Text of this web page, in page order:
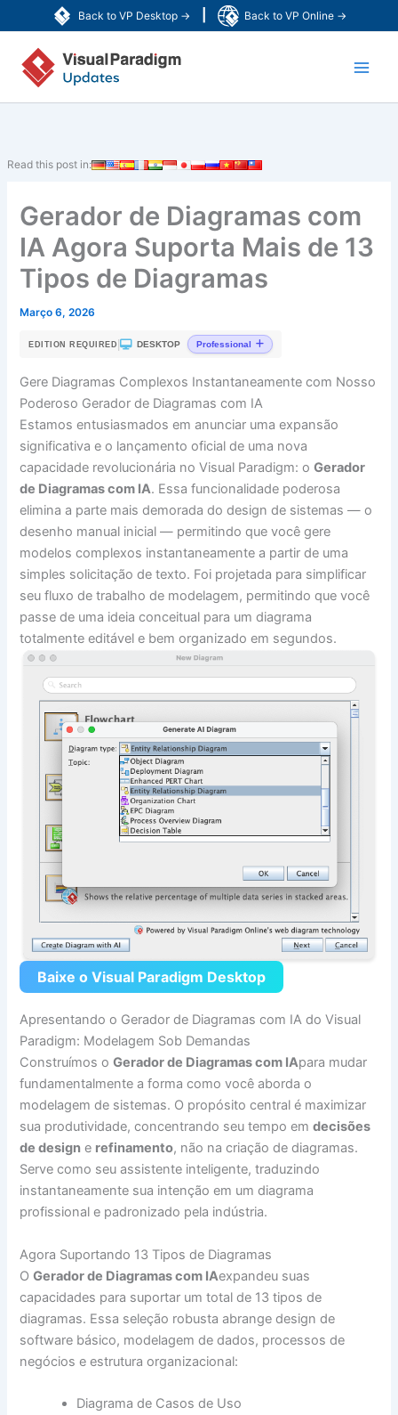
Back to VP Desktop → Back to VP Online →
to
content
Read this post in:
Gerador de Diagramas com
IA Agora Suporta Mais de 13
Tipos de Diagramas
Março 6, 2026
EDITION REQUIRED | DESKTOP Professional
Gere Diagramas Complexos Instantaneamente com Nosso
Poderoso Gerador de Diagramas com IA
Estamos entusiasmados em anunciar uma expansão
significativa e o lançamento oficial de uma nova
capacidade revolucionária no Visual Paradigm: oGerador
de Diagramas com IA. Essa funcionalidade poderosa
elimina a parte mais demorada do design de sistemas — o
desenho manual inicial — permitindo que você gere
modelos complexos instantaneamente a partir de uma
simples solicitação de texto. Foi projetada para simplificar
seu fluxo de trabalho de modelagem, permitindo que você
passe de uma ideia conceitual para um diagrama
totalmente editável e bem organizado em segundos.
Baixe o Visual Paradigm Desktop
Apresentando o Gerador de Diagramas com IA do Visual
Paradigm: Modelagem Sob Demandas
Construímos oGerador de Diagramas com IApara mudar
fundamentalmente a forma como você aborda o
modelagem de sistemas. O propósito central é maximizar
sua produtividade, concentrando seu tempo emdecisões
de design e refinamento, não na criação de diagramas.
Serve como seu assistente inteligente, traduzindo
instantaneamente sua intenção em um diagrama
profissional e padronizado pela indústria.
Agora Suportando 13 Tipos de Diagramas
OGerador de Diagramas com IAexpandeu suas
capacidades para suportar um total de 13 tipos de
diagramas. Essa seleção robusta abrange design de
software básico, modelagem de dados, processos de
negócios e estrutura organizacional:
Diagrama de Casos de Uso